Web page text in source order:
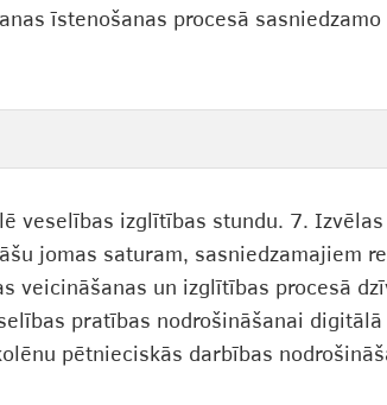
īstenošanas procesā
veselības izglītības stundu. 7.
jomas saturam, sasniedzamajiem
veicināšanas un izglītības procesā
pratības nodrošināšanai
pētnieciskās darbības